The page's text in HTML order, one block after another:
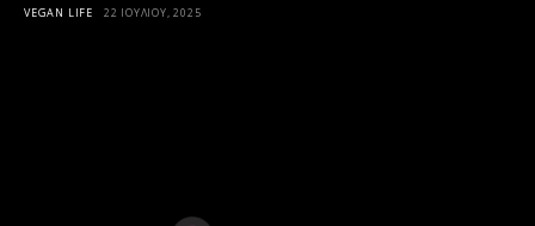
VEGAN LIFE 22 ΙΟΥΛΊΟΥ, 2025